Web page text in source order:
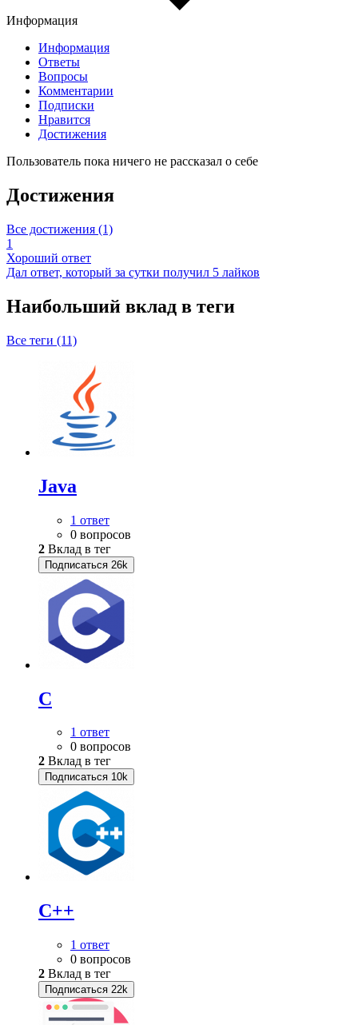
Информация
Информация
Ответы
Вопросы
Комментарии
Подписки
Нравится
Достижения
Пользователь пока ничего не рассказал о себе
Достижения
Все достижения (1)
1
Хороший ответ
Дал ответ, который за сутки получил 5 лайков
Наибольший вклад в теги
Все теги (11)
Java
1 ответ
0 вопросов
2 Вклад в тег
Подписаться 26k
C
1 ответ
0 вопросов
2 Вклад в тег
Подписаться 10k
C++
1 ответ
0 вопросов
2 Вклад в тег
Подписаться 22k